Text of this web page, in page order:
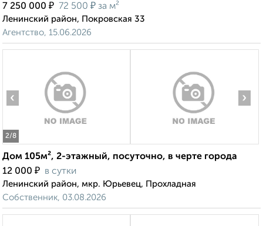
7 250 000 ₽ 72 500 ₽ за м²
Ленинский район, Покровская 33
Агентство, 15.06.2026
2/8
‹ ›
Дом 105м², 2-этажный, посуточно, в черте города
12 000 ₽ в сутки
Ленинский район, мкр. Юрьевец, Прохладная
Собственник, 03.08.2026